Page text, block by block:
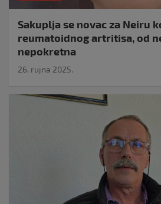
Sakuplja se novac za Neiru
reumatoidnog artritisa, od
nepokretna
26. rujna 2025.